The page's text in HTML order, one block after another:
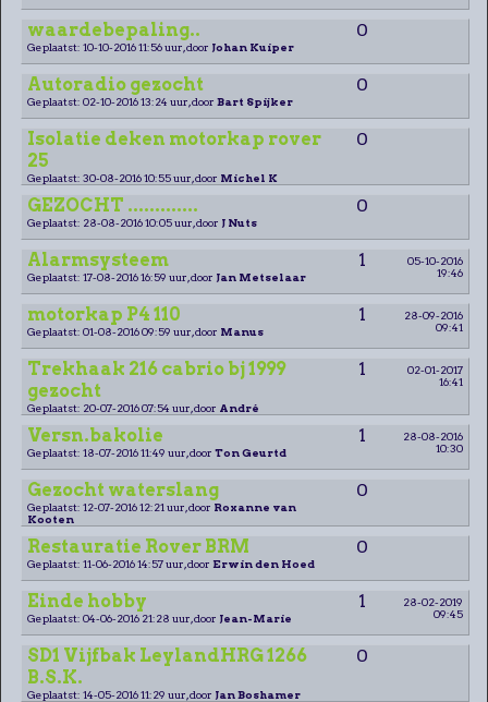
waardebepaling.. 0
Geplaatst: 10-10-2016 11:56 uur, door Johan Kuiper
Autoradio gezocht 0
Geplaatst: 02-10-2016 13:24 uur, door Bart Spijker
Isolatie deken motorkap rover
25
0
Geplaatst: 30-08-2016 10:55 uur, door Michel K
GEZOCHT ............. 0
Geplaatst: 28-08-2016 10:05 uur, door J Nuts
Alarmsysteem 1
05-10-2016
19:46
Geplaatst: 17-08-2016 16:59 uur, door Jan Metselaar
motorkap P4 110 1
28-09-2016
09:41
Geplaatst: 01-08-2016 09:59 uur, door Manus
Trekhaak 216 cabrio bj 1999
gezocht
1
02-01-2017
16:41
Geplaatst: 20-07-2016 07:54 uur, door André
Versn.bakolie 1
28-08-2016
10:30
Geplaatst: 18-07-2016 11:49 uur, door Ton Geurtd
Gezocht waterslang 0
Geplaatst: 12-07-2016 12:21 uur, door Roxanne van
Kooten
Restauratie Rover BRM 0
Geplaatst: 11-06-2016 14:57 uur, door Erwin den Hoed
Einde hobby 1
28-02-2019
09:45
Geplaatst: 04-06-2016 21:28 uur, door Jean-Marie
SD1 Vijfbak LeylandHRG 1266
B.S.K.
0
Geplaatst: 14-05-2016 11:29 uur, door Jan Boshamer